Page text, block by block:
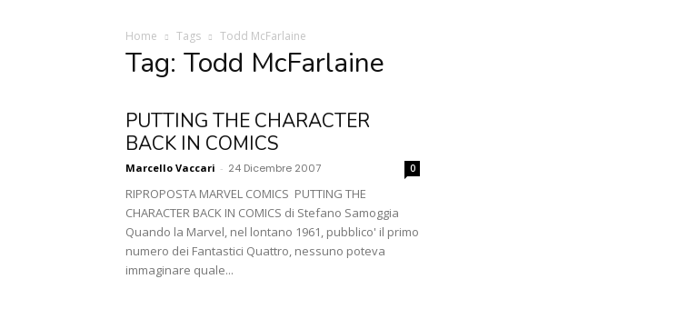
Home Tags Todd McFarlaine
Tag: Todd McFarlaine
PUTTING THE CHARACTER
BACK IN COMICS
Marcello Vaccari - 24 Dicembre 2007 0
RIPROPOSTA MARVEL COMICS PUTTING THE
CHARACTER BACK IN COMICS di Stefano Samoggia
Quando la Marvel, nel lontano 1961, pubblico' il primo
numero dei Fantastici Quattro, nessuno poteva
immaginare quale...